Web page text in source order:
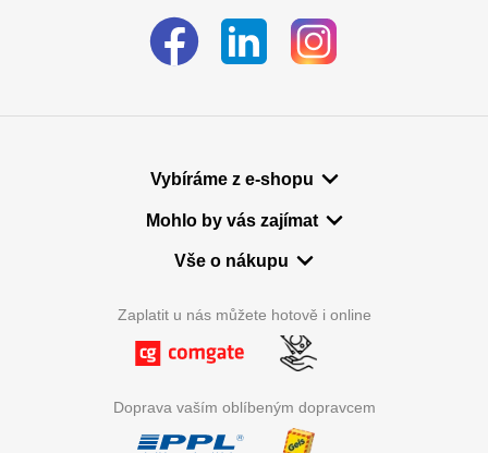
Vybíráme z e-shopu
Mohlo by vás zajímat
Vše o nákupu
Zaplatit u nás můžete hotově i online
Doprava vaším oblíbeným dopravcem